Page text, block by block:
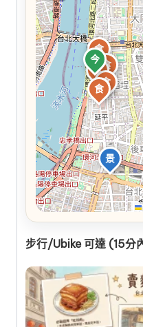
今
食
食
食
食
食
景
步行/Ubike 可達 (15分